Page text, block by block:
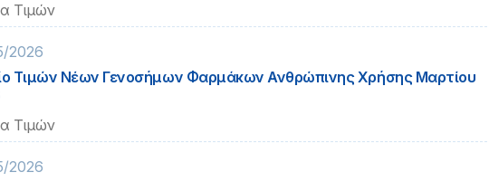
Τιμών
2026
Τιμών Νέων Γενοσήμων Φαρμάκων Ανθρώπινης Χρήσης Μαρτίου
Τιμών
2026